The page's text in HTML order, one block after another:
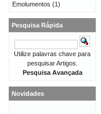
Emolumentos (1)
Pesquisa Rápida
Utilize palavras chave para
pesquisar Artigos.
Pesquisa Avançada
Novidades